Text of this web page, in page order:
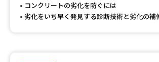
大学で学べる内容や特徴を調べる
コンクリートの劣化を防ぐには
劣化をいち早く発見する診断技術と劣化の補